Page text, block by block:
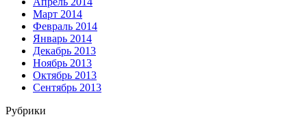
Март 2014
Февраль 2014
Январь 2014
Декабрь 2013
Ноябрь 2013
Октябрь 2013
Сентябрь 2013
Рубрики